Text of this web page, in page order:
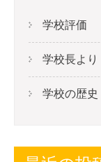
学校評価
学校長より
学校の歴史